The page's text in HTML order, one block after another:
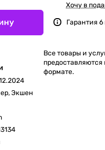
Экшен
Хочу в
Гарантия
Все товары и
формате.